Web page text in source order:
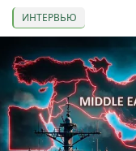
ИНТЕРВЬЮ